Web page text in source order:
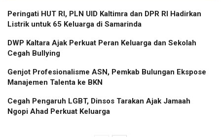
Peringati HUT RI, PLN UID Kaltimra dan DPR RI Hadirkan
Listrik untuk 65 Keluarga di Samarinda
DWP Kaltara Ajak Perkuat Peran Keluarga dan Sekolah
Cegah Bullying
Genjot Profesionalisme ASN, Pemkab Bulungan Ekspose
Manajemen Talenta ke BKN
Cegah Pengaruh LGBT, Dinsos Tarakan Ajak Jamaah
Ngopi Ahad Perkuat Keluarga